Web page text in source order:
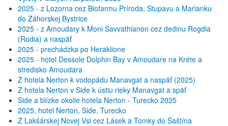
2025 - z Lozorna cez Biofarmu Príroda, Stupavu a Marianku
do Záhorskej Bystrice
2025 - z Amoudary k Moni Savvathianon cez dedinu Rogdia
(Rodia) a naspäť
2025 - prechádzka po Heraklione
2025 - hotel Dessole Dolphin Bay v Amoudare na Kréte a
stredisko Amoudara
Z hotela Nerton k vodopádu Manavgat a naspäť (2025)
Z hotela Nerton v Side k ústiu rieky Manavgat a späť
Side a blízke okolie hotela Nerton - Turecko 2025
2025, hotel Nerton, Side, Turecko
Z Lakšárskej Novej Vsi cez Lásek a Tomky do Šaštína